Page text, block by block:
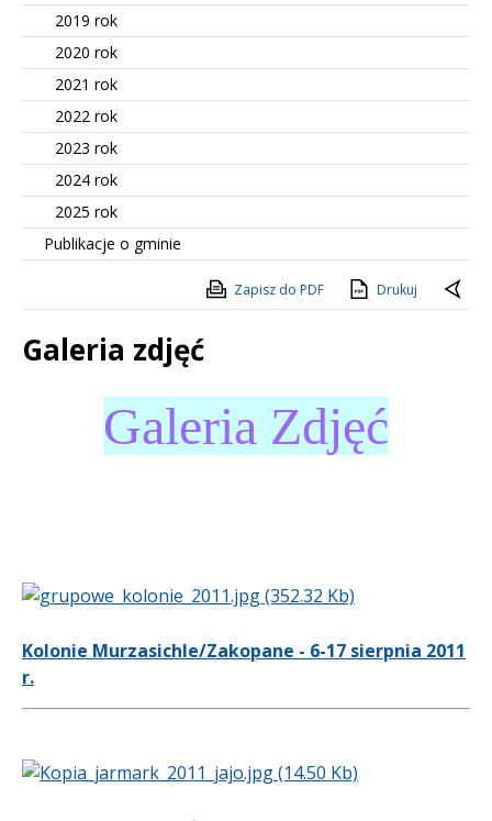
2019 rok
2020 rok
2021 rok
2022 rok
2023 rok
2024 rok
2025 rok
Publikacje o gminie
Zapisz do PDF Drukuj
Galeria zdjęć
Galeria Zdjęć
Kolonie Murzasichle/Zakopane - 6-17 sierpnia 2011
r.